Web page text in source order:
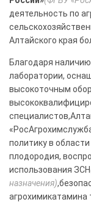
деятельность по
Алтайского края
Благодаря
лаборатории,
высокоточным
политику в
плодородия,
использования ЗСН
назначения)
агрохимикатамина